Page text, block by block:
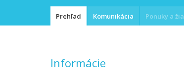
Prehľad Komunikácia
Informácie